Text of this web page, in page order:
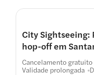
City Sightseeing:
hop-off em
Cancelamento gratuito
Validade prolongada